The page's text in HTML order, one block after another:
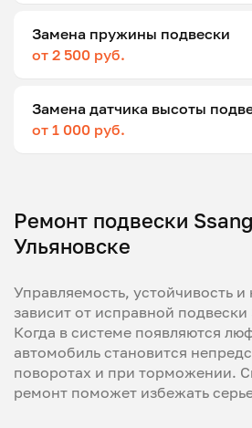
Замена пружины подвески
от 2 500 руб.
Замена датчика высоты
от 1 000 руб.
Ремонт подвески
Ульяновске
Управляемость, устойчивость
зависит от исправной
Когда в системе появляются
автомобиль становится
поворотах и при торможении.
ремонт поможет избежать